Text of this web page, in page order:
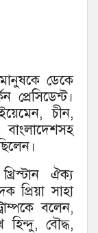
ডেকে
প্রেসিডেন্ট।
চীন,
বাংলাদেশসহ
ঐক্য
প্রিয়া সাহা
বলেন,
বৌদ্ধ,